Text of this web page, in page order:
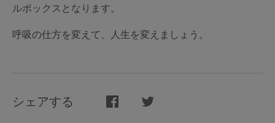
ルボックスとなります。
呼吸の仕方を変えて、人生を変えましょう。
シェアする